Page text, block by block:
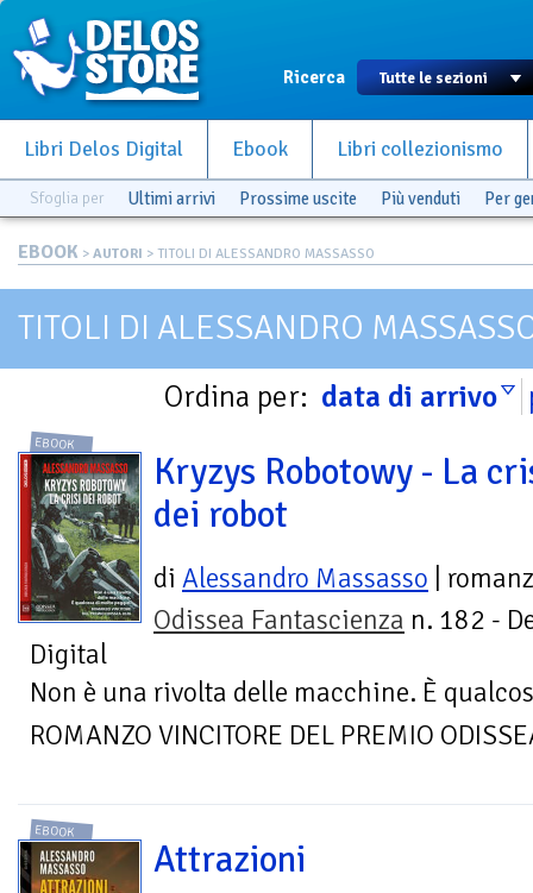
Ricerca
Libri Delos Digital Ebook Libri collezionismo
Sfoglia per Ultimi arrivi Prossime uscite Più venduti Per
EBOOK > AUTORI > TITOLI DI ALESSANDRO MASSASSO
TITOLI DI ALESSANDRO
Ordina per: data di arrivo
EBOOK
Kryzys Robotowy - La
dei robot
di Alessandro Massasso |
Odissea Fantascienza n. 182 -
Digital
Non è una rivolta delle macchine. È
ROMANZO VINCITORE DEL PREMIO
EBOOK
Attrazioni